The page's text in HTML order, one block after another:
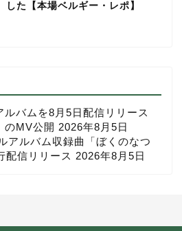
した【本場ベルギー・レポ】
バムを8月5日配信リリース
のMV公開 2026年8月5日
アルバム収録曲「ぼくのなつ
配信リリース 2026年8月5日